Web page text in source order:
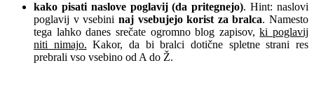
kako pisati naslove poglavij (da pritegnejo). Hint: naslovi
poglavij v vsebini naj vsebujejo korist za bralca. Namesto
tega lahko danes srečate ogromno blog zapisov,ki poglavij
niti nimajo. Kakor, da bi bralci dotične spletne strani res
prebrali vso vsebino od A do Ž.